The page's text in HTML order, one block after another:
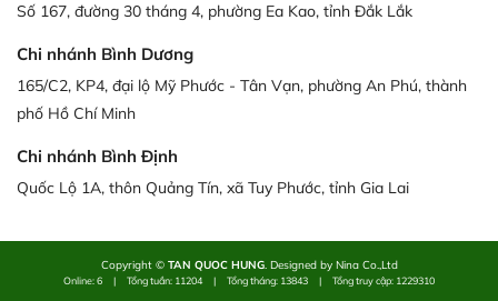
Số 167, đường 30 tháng 4, phường Ea Kao, tỉnh Đắk Lắk
Chi nhánh Bình Dương
165/C2, KP4, đại lộ Mỹ Phước - Tân Vạn, phường An Phú, thành
phố Hồ Chí Minh
Chi nhánh Bình Định
Quốc Lộ 1A, thôn Quảng Tín, xã Tuy Phước, tỉnh Gia Lai
Copyright © TAN QUOC HUNG. Designed by Nina Co.,Ltd
Online: 6 | Tổng tuần: 11204 | Tổng tháng: 13843 | Tổng truy cập: 1229310